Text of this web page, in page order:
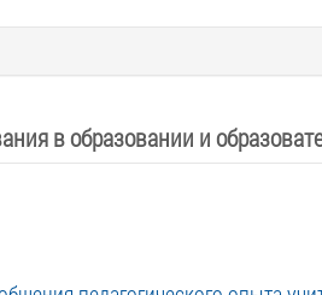
в образовании и